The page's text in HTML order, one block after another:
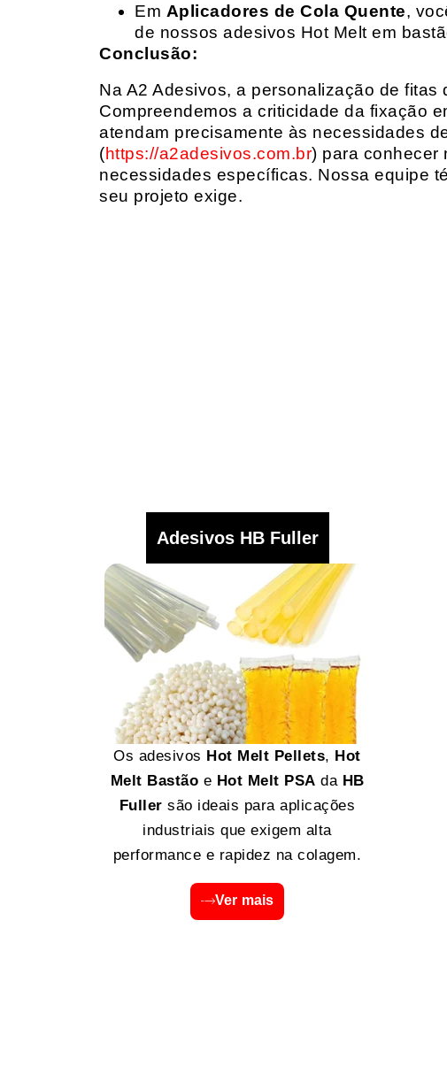
Em Aplicadores de Cola Quente,
de nossos adesivos Hot Melt em
Conclusão:
Na A2 Adesivos, a personalização de
Compreendemos a criticidade da fixação
atendam precisamente às necessidades
(https://a2adesivos.com.br) para conhecer
necessidades específicas. Nossa equipe
seu projeto exige.
Adesivos HB Fuller
Os adesivos Hot Melt Pellets, Hot
Melt Bastão e Hot Melt PSA da HB
Fuller são ideais para aplicações
industriais que exigem alta
performance e rapidez na colagem.
Ver mais